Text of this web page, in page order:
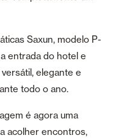
Saxun, modelo P-
entrada do hotel e
elegante e
todo o ano.
é agora uma
acolher encontros,